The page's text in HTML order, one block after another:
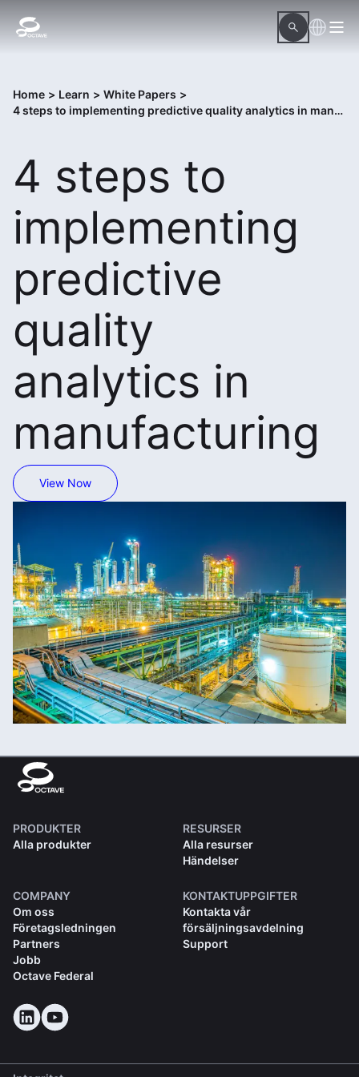
Home > Learn > White Papers >
4 steps to implementing predictive quality analytics in manufacturing
4 steps to
implementing
predictive
quality
analytics in
manufacturing
View Now
PRODUKTER
Alla produkter
RESURSER
Alla resurser
Händelser
COMPANY
Om oss
Företagsledningen
Partners
Jobb
Octave Federal
KONTAKTUPPGIFTER
Kontakta vår
försäljningsavdelning
Support